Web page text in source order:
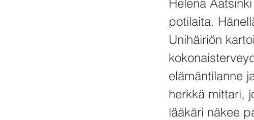
Helena
potilaita.
Unihäiriön
elämäntilanne
herkkä mittari,
lääkäri näkee